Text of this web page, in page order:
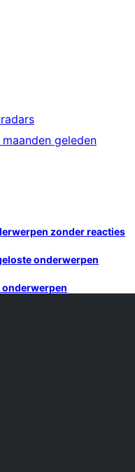
geleden
zonder reacties
onderwerpen
onderwerpen